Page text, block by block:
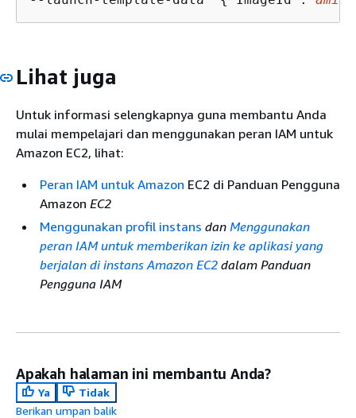
Lihat juga
Untuk informasi selengkapnya guna membantu Anda
mulai mempelajari dan menggunakan peran IAM untuk
Amazon EC2, lihat:
Peran IAM untuk Amazon EC2 di Panduan Pengguna
Amazon EC2
Menggunakan profil instans dan Menggunakan
peran IAM untuk memberikan izin ke aplikasi yang
berjalan di instans Amazon EC2 dalam Panduan
Pengguna IAM
Apakah halaman ini membantu Anda?
Ya
Tidak
Berikan umpan balik